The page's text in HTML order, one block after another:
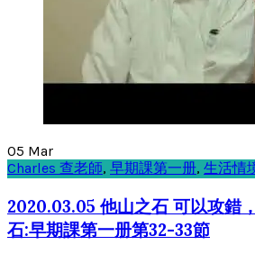
05 Mar
Charles 查老師, 早期課第一册, 生活情
2020.03.05 他山之石 可以攻錯
石:早期課第一册第32-33節